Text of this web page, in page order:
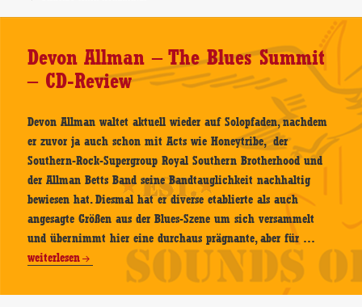
Review
Devon Allman – The Blues Summit
– CD-Review
Devon Allman waltet aktuell wieder auf Solopfaden, nachdem
er zuvor ja auch schon mit Acts wie Honeytribe, der
Southern-Rock-Supergroup Royal Southern Brotherhood und
der Allman Betts Band seine Bandtauglichkeit nachhaltig
bewiesen hat. Diesmal hat er diverse etablierte als auch
angesagte Größen aus der Blues-Szene um sich versammelt
und übernimmt hier eine durchaus prägnante, aber für …
Allman
–
The
weiterlesen